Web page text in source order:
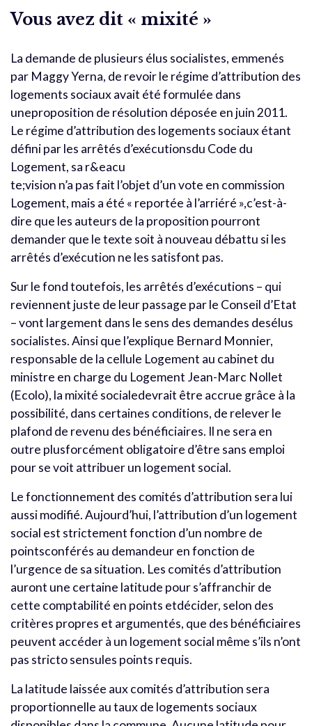
Vous avez dit « mixité »
La demande de plusieurs élus socialistes, emmenés
par Maggy Yerna, de revoir le régime d’attribution des
logements sociaux avait été formulée dans
uneproposition de résolution déposée en juin 2011.
Le régime d’attribution des logements sociaux étant
défini par les arrêtés d’exécutionsdu Code du
Logement, sa r&eacu
te;vision n’a pas fait l’objet d’un vote en commission
Logement, mais a été « reportée à l’arriéré »,c’est-à-
dire que les auteurs de la proposition pourront
demander que le texte soit à nouveau débattu si les
arrêtés d’exécution ne les satisfont pas.
Sur le fond toutefois, les arrêtés d’exécutions – qui
reviennent juste de leur passage par le Conseil d’Etat
– vont largement dans le sens des demandes desélus
socialistes. Ainsi que l’explique Bernard Monnier,
responsable de la cellule Logement au cabinet du
ministre en charge du Logement Jean-Marc Nollet
(Ecolo), la mixité socialedevrait être accrue grâce à la
possibilité, dans certaines conditions, de relever le
plafond de revenu des bénéficiaires. Il ne sera en
outre plusforcément obligatoire d’être sans emploi
pour se voit attribuer un logement social.
Le fonctionnement des comités d’attribution sera lui
aussi modifié. Aujourd’hui, l’attribution d’un logement
social est strictement fonction d’un nombre de
pointsconférés au demandeur en fonction de
l’urgence de sa situation. Les comités d’attribution
auront une certaine latitude pour s’affranchir de
cette comptabilité en points etdécider, selon des
critères propres et argumentés, que des bénéficiaires
peuvent accéder à un logement social même s’ils n’ont
pas stricto sensules points requis.
La latitude laissée aux comités d’attribution sera
proportionnelle au taux de logements sociaux